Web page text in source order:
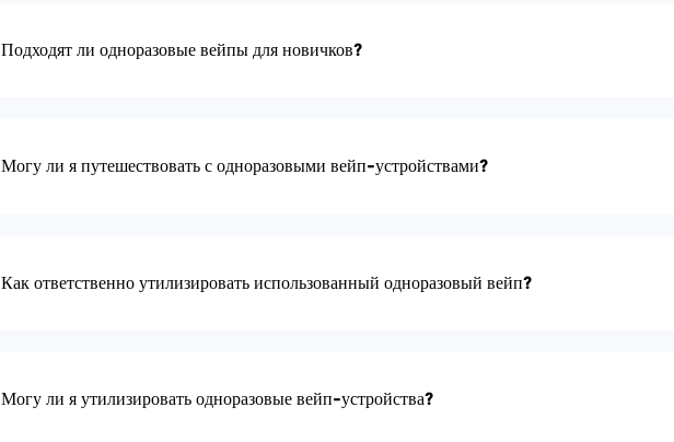
Подходят ли одноразовые вейпы для новичков?
Могу ли я путешествовать с одноразовыми вейп-устройствами?
Как ответственно утилизировать использованный одноразовый вейп?
Могу ли я утилизировать одноразовые вейп-устройства?